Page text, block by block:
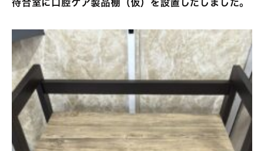
待合室に口腔ケア製品棚（仮）を設置したしました。